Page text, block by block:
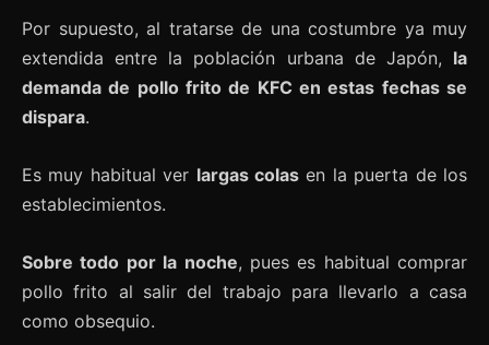
Por supuesto, al tratarse de una costumbre ya muy
extendida entre la población urbana de Japón, la
demanda de pollo frito de KFC en estas fechas se
dispara.
Es muy habitual ver largas colas en la puerta de los
establecimientos.
Sobre todo por la noche, pues es habitual comprar
pollo frito al salir del trabajo para llevarlo a casa
como obsequio.